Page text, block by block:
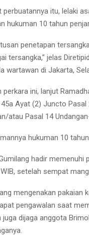
perbuatannya itu, lelaki
hukuman 10 tahun
penetapan
tersangka,” jelas
wartawan di Jakarta,
perkara ini, lanjut
Ayat (2) Juncto
atau Pasal 14
hukuman 10
hadir memenuhi
setelah sempat
mengenakan pakaian
pengawalan saat
juga dijaga anggota